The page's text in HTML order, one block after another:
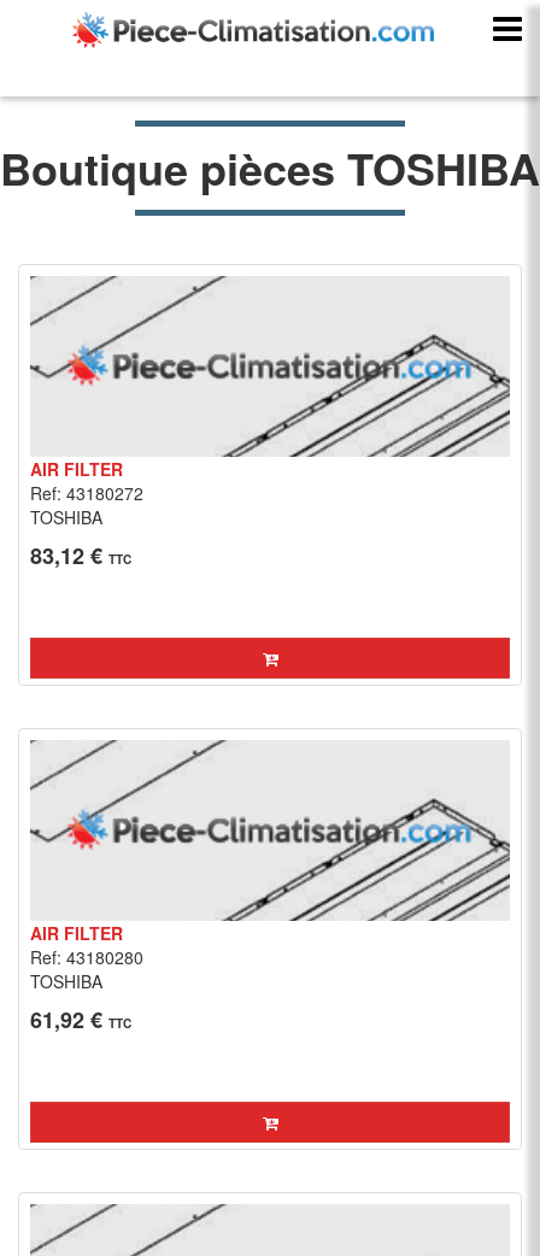
Boutique pièces TOSHIBA
AIR FILTER
Ref: 43180272
TOSHIBA
83,12 € TTC
AIR FILTER
Ref: 43180280
TOSHIBA
61,92 € TTC